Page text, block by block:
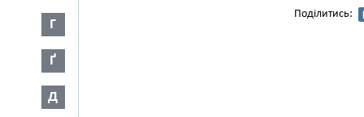
Г
Ґ
Д
Поділитись: